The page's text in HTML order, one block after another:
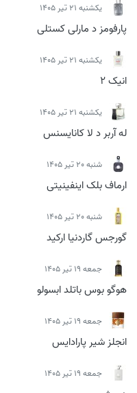
يكشنبه 21 تیر 1405
پارفومز د مارلی کستلی
يكشنبه 21 تیر 1405
انیک 2
يكشنبه 21 تیر 1405
له آربر د لا کانایسنس
شنبه 20 تیر 1405
ارماف بلک اینفینیتی
شنبه 20 تیر 1405
گورجس گاردنیا ارکید
جمعه 19 تیر 1405
هوگو بوس باتلد ابسولو
جمعه 19 تیر 1405
انجلز شیر پارادایس
جمعه 19 تیر 1405